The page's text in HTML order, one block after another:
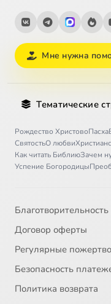
Мне нужна
Тематические
Рождество ХристовоПасха
СвятостьО любви
Как читать БиблиюЗачем
Успение Богородицы
Благотворительность
Договор оферты
Регулярные
Безопасность
Политика возврата